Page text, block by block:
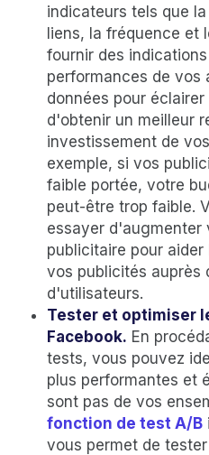
indicateurs tels que
liens, la fréquence et
fournir des
performances de vos
données pour
d'obtenir un meilleur
investissement de
exemple, si vos
faible portée, votre
peut-être trop faible.
essayer d'augmenter
publicitaire pour
vos publicités auprès
d'utilisateurs.
Tester et optimiser
Facebook. En
tests, vous pouvez
plus performantes et
sont pas de vos
fonction de test A/B
vous permet de